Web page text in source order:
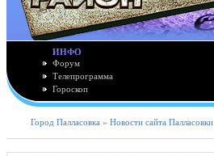
ИНФО
Форум
Телепрограмма
Гороскоп
Город Палласовка » Новости сайта Палласовки